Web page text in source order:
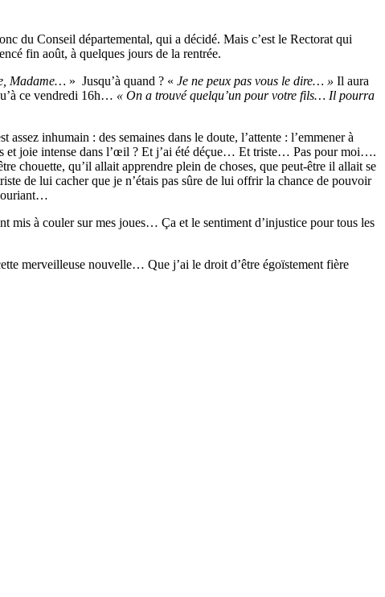
du Conseil départemental, qui a décidé. Mais c’est le Rectorat qui
fin août, à quelques jours de la rentrée.
Madame… » Jusqu’à quand ? « Je ne peux pas vous le dire… » Il aura
ce vendredi 16h… « On a trouvé quelqu’un pour votre fils… Il pourra
inhumain : des semaines dans le doute, l’attente : l’emmener à
et joie intense dans l’œil ? Et j’ai été déçue… Et triste… Pas pour moi….
chouette, qu’il allait apprendre plein de choses, que peut-être il allait se
de lui cacher que je n’étais pas sûre de lui offrir la chance de pouvoir
mis à couler sur mes joues… Ça et le sentiment d’injustice pour tous les
merveilleuse nouvelle… Que j’ai le droit d’être égoïstement fière